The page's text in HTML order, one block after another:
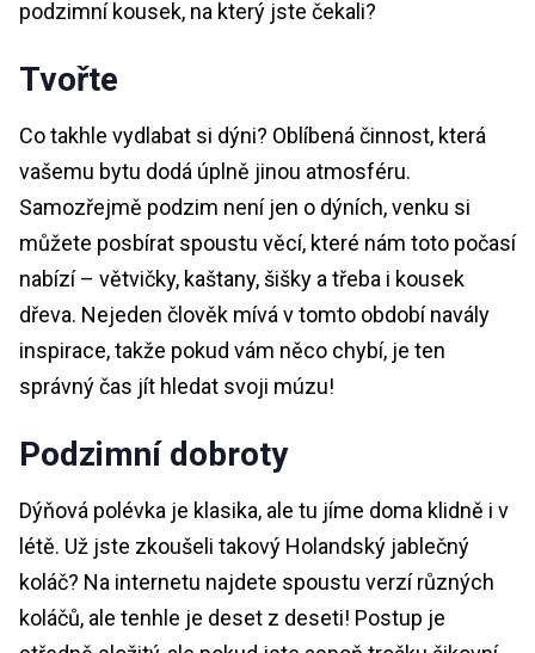
podzimní kousek, na který jste čekali?
Tvořte
Co takhle vydlabat si dýni? Oblíbená činnost, která
vašemu bytu dodá úplně jinou atmosféru.
Samozřejmě podzim není jen o dýních, venku si
můžete posbírat spoustu věcí, které nám toto počasí
nabízí – větvičky, kaštany, šišky a třeba i kousek
dřeva. Nejeden člověk mívá v tomto období navály
inspirace, takže pokud vám něco chybí, je ten
správný čas jít hledat svoji múzu!
Podzimní dobroty
Dýňová polévka je klasika, ale tu jíme doma klidně i v
létě. Už jste zkoušeli takový Holandský jablečný
koláč? Na internetu najdete spoustu verzí různých
koláčů, ale tenhle je deset z deseti! Postup je